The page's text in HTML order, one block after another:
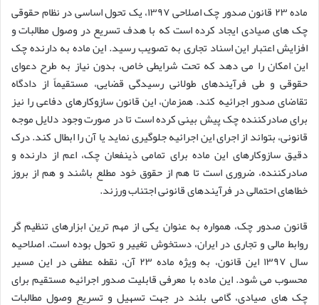
ماده ۲۳ قانون صدور چک اصلاحی ۱۳۹۷، یک تحول اساسی در نظام حقوقی
چک های صیادی ایجاد کرده است که با هدف تسریع در وصول مطالبات و
افزایش اعتبار این اسناد تجاری به تصویب رسید. این ماده به دارنده چک
این امکان را می دهد که تحت شرایطی خاص، بدون نیاز به طرح دعوای
حقوقی و طی فرآیندهای طولانی رسیدگی قضایی، مستقیماً از دادگاه
تقاضای صدور اجرائیه کند. همزمان، این قانون سازوکارهای دفاعی را نیز
برای صادرکننده چک پیش بینی کرده است تا در صورت وجود دلایل موجه
قانونی، بتواند از اجرای این اجرائیه جلوگیری نماید یا آن را ابطال کند. درک
دقیق سازوکارهای این ماده برای تمامی ذینفعان چک، اعم از دارنده و
صادرکننده، ضروری است تا هم از حقوق خود مطلع باشند و هم از بروز
خطاهای احتمالی در فرآیندهای قانونی اجتناب ورزند.
قانون صدور چک، همواره به عنوان یکی از مهم ترین ابزارهای تنظیم گر
روابط مالی و تجاری در ایران، دستخوش تغییر و تحول بوده است. اصلاحیه
سال ۱۳۹۷ این قانون، به ویژه ماده ۲۳ آن، نقطه عطفی در این مسیر
محسوب می شود. این ماده با معرفی قابلیت صدور اجرائیه مستقیم برای
چک های صیادی، گامی بلند در جهت تسهیل و تسریع وصول مطالبات